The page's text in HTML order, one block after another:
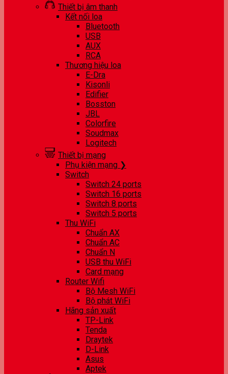
Thiết bị âm thanh
Kết nối loa
Bluetooth
USB
AUX
RCA
Thương hiệu loa
E-Dra
Kisonli
Edifier
Bosston
JBL
Colorfire
Soudmax
Logitech
Thiết bị mạng
Phụ kiện mạng ❯
Switch
Switch 24 ports
Switch 16 ports
Switch 8 ports
Switch 5 ports
Thu WiFi
Chuẩn AX
Chuẩn AC
Chuẩn N
USB thu WiFi
Card mạng
Router Wifi
Bộ Mesh WiFi
Bộ phát WiFi
Hãng sản xuất
TP-Link
Tenda
Draytek
D-Link
Asus
Aptek